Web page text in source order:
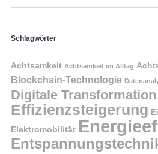
Schlagwörter
Achtsamkeit Achtsamkeit im Alltag
Blockchain-Technologie
Digitale Transformation
Effizienzsteigerung
Elektromobilität